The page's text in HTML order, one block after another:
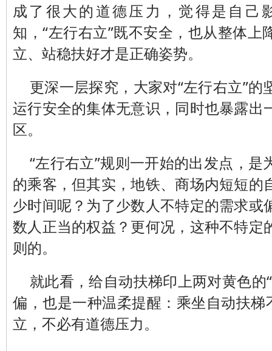
成了很大的道德压力，觉得是自己
知，“左行右立”既不安全，也从整体上
立、站稳扶好才是正确姿势。
更深一层探究，大家对“左行右立”
运行安全的集体无意识，同时也暴露出
区。
“左行右立”规则一开始的出发点，
的乘客，但其实，地铁、商场内短短的
少时间呢？为了少数人不特定的需求或
数人正当的权益？更何况，这种不特定
则的。
就此看，给自动扶梯印上两对黄色的
偏，也是一种温柔提醒：乘坐自动扶梯
立，不必有道德压力。